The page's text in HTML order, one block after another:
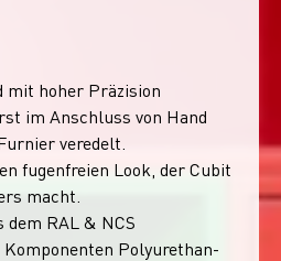
mit hoher Präzision
im Anschluss von Hand
veredelt.
fugenfreien Look, der Cubit
macht.
dem RAL & NCS
Polyurethan-